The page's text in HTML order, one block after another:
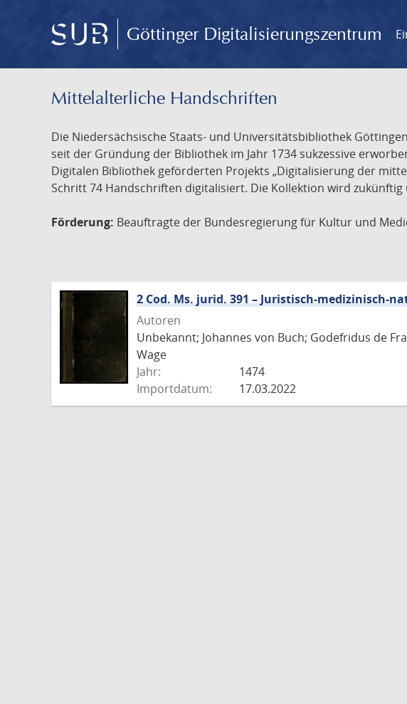
Göttinger Digitalisierungszentrum
Mittelalterliche Handschriften
Die Niedersächsische Staats- und Universitätsbibliothek
seit der Gründung der Bibliothek im Jahr 1734 sukzessive
Digitalen Bibliothek geförderten Projekts „Digitalisierung der
Schritt 74 Handschriften digitalisiert. Die Kollektion wird
Förderung: Beauftragte der Bundesregierung für Kultur und
2 Cod. Ms. jurid. 391 – Juristisch-medizinisch-
Autoren
Unbekannt; Johannes von Buch; Godefridus de
Wage
Jahr:
1474
Importdatum:
17.03.2022